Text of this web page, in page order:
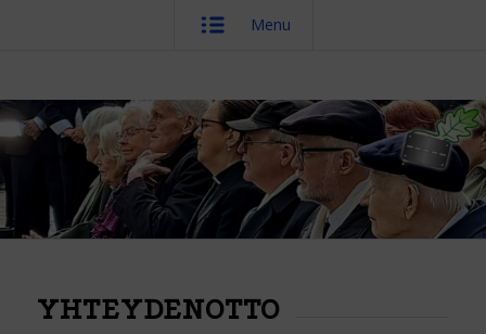
Menu
YHTEYDENOTTO